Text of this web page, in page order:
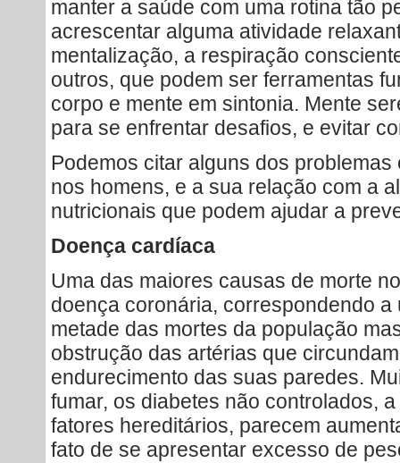
manter a saúde com uma rotina tão
acrescentar alguma atividade
mentalização, a respiração
outros, que podem ser ferramentas
corpo e mente em sintonia. Mente
para se enfrentar desafios, e evitar
Podemos citar alguns dos
nos homens, e a sua relação com a
nutricionais que podem ajudar a
Doença cardíaca
Uma das maiores causas de morte
doença coronária, correspondendo
metade das mortes da população
obstrução das artérias que
endurecimento das suas paredes.
fumar, os diabetes não controlados,
fatores hereditários, parecem
fato de se apresentar excesso de